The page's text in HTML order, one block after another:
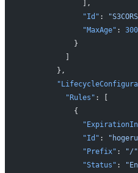
              ],
              "Id"
:
              "MaxAge"
:
            }
        },
          "Rules"
: [
            {
              "Id"
:
              "Prefix"
: "/"
              "Status"
: